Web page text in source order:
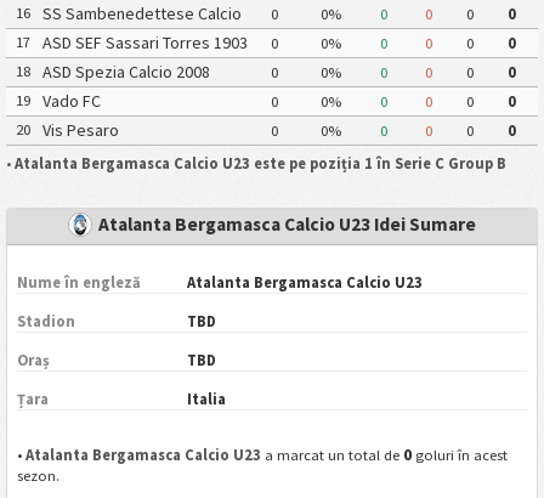
16
SS Sambenedettese Calcio 0 0% 0 0 0
0
17
ASD SEF Sassari Torres 1903 0 0% 0 0 0
0
18
ASD Spezia Calcio 2008 0 0% 0 0 0
0
19
Vado FC 0 0% 0 0 0
0
20
Vis Pesaro 0 0% 0 0 0
0
• Atalanta Bergamasca Calcio U23 este pe poziția 1 în Serie C Group B
Atalanta Bergamasca Calcio U23 Idei Sumare
Nume în engleză Atalanta Bergamasca Calcio U23
Stadion TBD
Oraș TBD
Țara Italia
•Atalanta Bergamasca Calcio U23 a marcat un total de 0 goluri în acest
sezon.